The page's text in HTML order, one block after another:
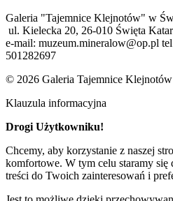
Galeria "Tajemnice Klejnotów" w
ul. Kielecka 20, 26-010 Święta
e-mail: muzeum.mineralow@op.pl
501282697
© 2026 Galeria Tajemnice
Klauzula informacyjna
Drogi Użytkowniku!
Chcemy, aby korzystanie z naszej
komfortowe. W tym celu staramy się
treści do Twoich zainteresowań i